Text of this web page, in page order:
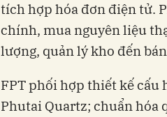
tích hợp hóa đơn điện tử.
chính, mua nguyên liệu
lượng, quản lý kho đến
FPT phối hợp thiết kế
Phutai Quartz; chuẩn hóa